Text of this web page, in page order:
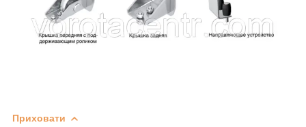
Приховати